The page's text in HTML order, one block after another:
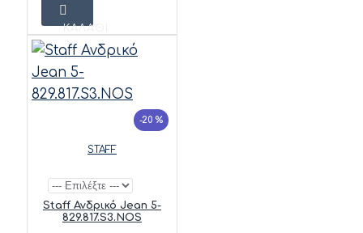
ΚΑΛΆΘΙ
-20 %
STAFF
Staff Ανδρικό Jean 5-
829.817.S3.NOS